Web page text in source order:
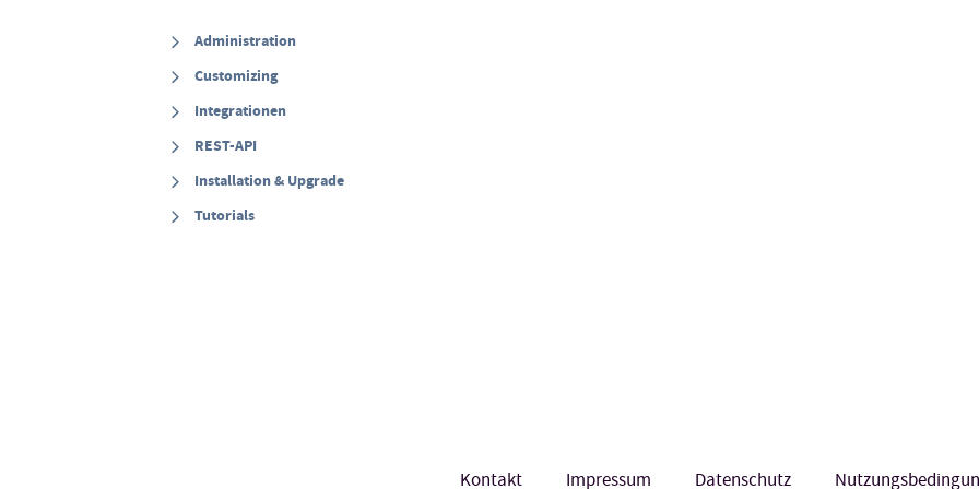
Administration
Customizing
Integrationen
REST-API
Installation & Upgrade
Tutorials
Kontakt Impressum Datenschutz